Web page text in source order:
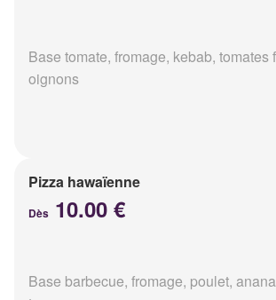
Base tomate, fromage, kebab, tomates
oignons
Pizza hawaïenne
Dès 10.00 €
Base barbecue, fromage, poulet,